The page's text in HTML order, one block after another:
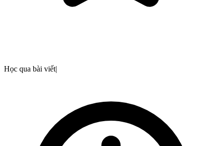
Học qua bài viết|